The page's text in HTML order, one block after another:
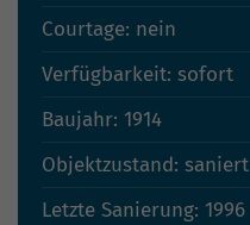
Courtage: nein
Verfügbarkeit: sofort
Baujahr: 1914
Objektzustand: saniert
Letzte Sanierung: 1996